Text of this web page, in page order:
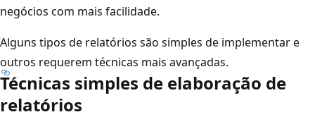
negócios com mais facilidade.
Alguns tipos de relatórios são simples de implementar e
outros requerem técnicas mais avançadas.
Técnicas simples de elaboração de
relatórios